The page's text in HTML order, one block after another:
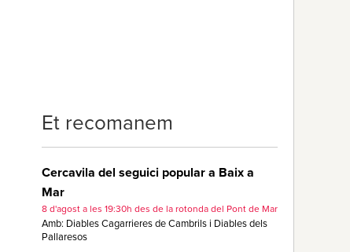
Et recomanem
Cercavila del seguici popular a Baix a
Mar
8 d'agost a les 19:30h des de la rotonda del Pont de Mar
Amb: Diables Cagarrieres de Cambrils i Diables dels
Pallaresos